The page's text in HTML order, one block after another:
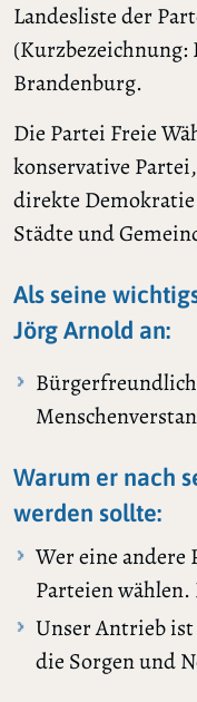
Landesliste der
(Kurzbezeichnung:
Brandenburg.
Die Partei Freie
konservative
direkte
Städte und
Als seine
Jörg Arnold an:
Warum er nach
werden sollte:
Wer eine
Parteien
Unser Antrieb
die Sorgen und